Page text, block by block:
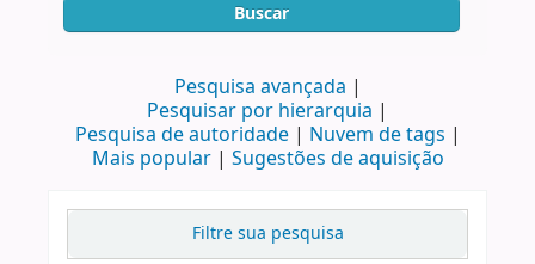
Buscar
Pesquisa avançada
Pesquisar por hierarquia
Pesquisa de autoridade
Nuvem de tags
Mais popular
Sugestões de aquisição
Filtre sua pesquisa